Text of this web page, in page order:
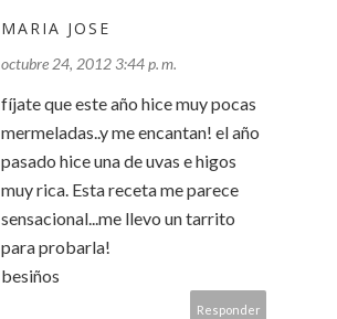
MARIA JOSE
octubre 24, 2012 3:44 p. m.
fíjate que este año hice muy pocas
mermeladas..y me encantan! el año
pasado hice una de uvas e higos
muy rica. Esta receta me parece
sensacional...me llevo un tarrito
para probarla!
besiños
Responder